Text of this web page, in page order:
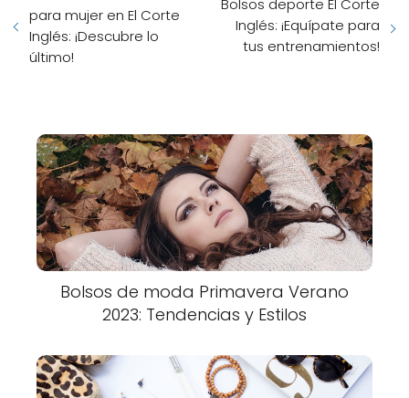
para mujer en El Corte
Inglés: ¡Descubre lo
último!
Bolsos deporte El Corte
Inglés: ¡Equípate para
tus entrenamientos!
Bolsos de moda Primavera Verano
2023: Tendencias y Estilos